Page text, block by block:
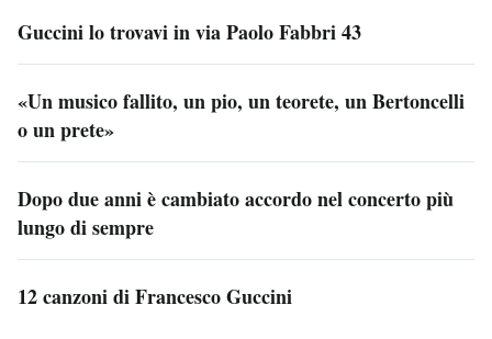
Guccini lo trovavi in via Paolo Fabbri 43
«Un musico fallito, un pio, un teorete, un Bertoncelli
o un prete»
Dopo due anni è cambiato accordo nel concerto più
lungo di sempre
12 canzoni di Francesco Guccini